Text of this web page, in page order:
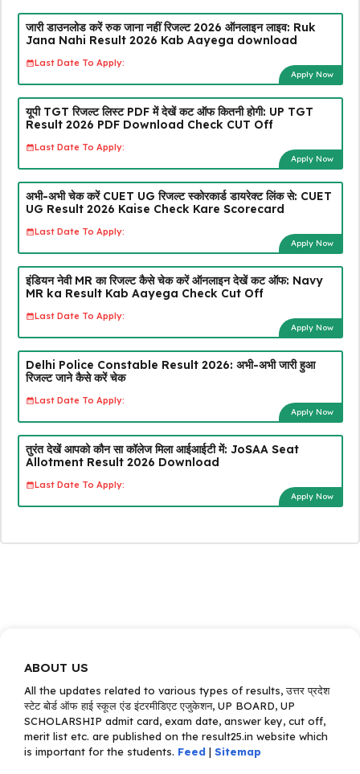
जारी डाउनलोड करें रुक जाना नहीं रिजल्ट 2026 ऑनलाइन लाइव: Ruk
Jana Nahi Result 2026 Kab Aayega download
Last Date To Apply:
Apply Now
यूपी TGT रिजल्ट लिस्ट PDF में देखें कट ऑफ कितनी होगी: UP TGT
Result 2026 PDF Download Check CUT Off
Last Date To Apply:
Apply Now
अभी-अभी चेक करें CUET UG रिजल्ट स्कोरकार्ड डायरेक्ट लिंक से: CUET
UG Result 2026 Kaise Check Kare Scorecard
Last Date To Apply:
Apply Now
इंडियन नेवी MR का रिजल्ट कैसे चेक करें ऑनलाइन देखें कट ऑफ: Navy
MR ka Result Kab Aayega Check Cut Off
Last Date To Apply:
Apply Now
Delhi Police Constable Result 2026: अभी-अभी जारी हुआ
रिजल्ट जाने कैसे करें चेक
Last Date To Apply:
Apply Now
तुरंत देखें आपको कौन सा कॉलेज मिला आईआईटी में: JoSAA Seat
Allotment Result 2026 Download
Last Date To Apply:
Apply Now
ABOUT US
All the updates related to various types of results, उत्तर प्रदेश
स्टेट बोर्ड ऑफ हाई स्कूल एंड इंटरमीडिएट एजुकेशन, UP BOARD, UP
SCHOLARSHIP admit card, exam date, answer key, cut off,
merit list etc. are published on the result25.in website which
is important for the students. Feed | Sitemap